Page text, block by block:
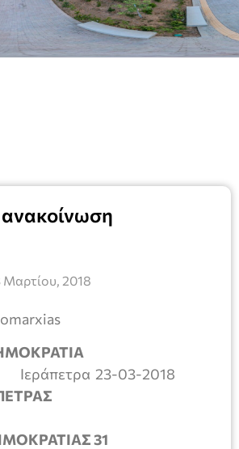
Μαρτίου, 2018
ΔΗΜΟΚΡΑΤΙΑ
Ιεράπετρα 23-03-2018
ΔΗΜΟΚΡΑΤΙΑΣ 31